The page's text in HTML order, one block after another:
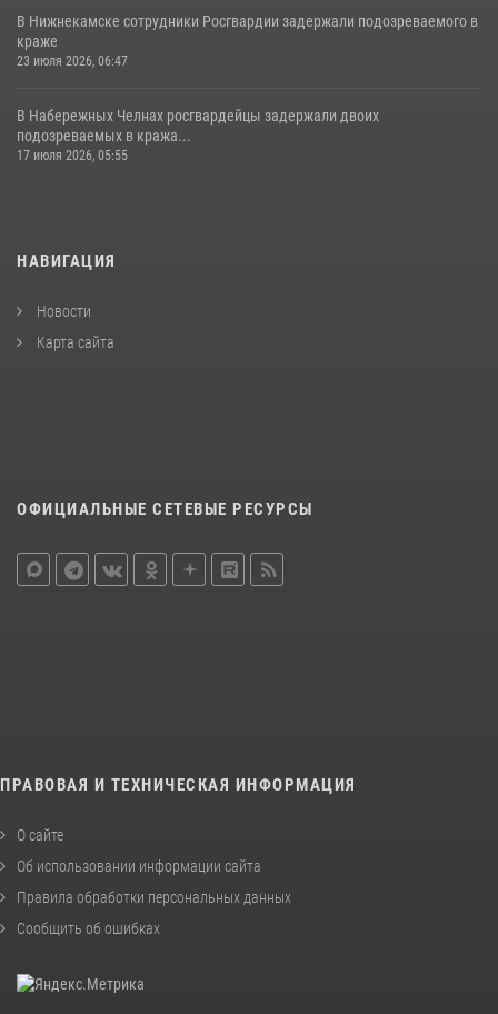
В Нижнекамске сотрудники Росгвардии задержали подозреваемого в
краже
23 июля 2026, 06:47
В Набережных Челнах росгвардейцы задержали двоих
подозреваемых в кража...
17 июля 2026, 05:55
НАВИГАЦИЯ
Новости
Карта сайта
ОФИЦИАЛЬНЫЕ СЕТЕВЫЕ РЕСУРСЫ
ПРАВОВАЯ И ТЕХНИЧЕСКАЯ ИНФОРМАЦИЯ
О сайте
Об использовании информации сайта
Правила обработки персональных данных
Сообщить об ошибках